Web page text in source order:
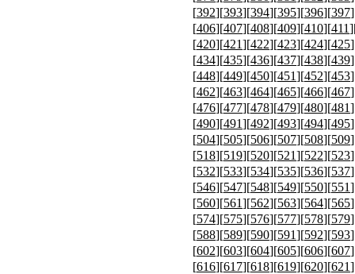
[392][393][394][395][396][397
[406][407][408][409][410][411
[420][421][422][423][424][425
[434][435][436][437][438][439
[448][449][450][451][452][453
[462][463][464][465][466][467
[476][477][478][479][480][481
[490][491][492][493][494][495
[504][505][506][507][508][509
[518][519][520][521][522][523
[532][533][534][535][536][537
[546][547][548][549][550][551
[560][561][562][563][564][565
[574][575][576][577][578][579
[588][589][590][591][592][593
[602][603][604][605][606][607
[616][617][618][619][620][621